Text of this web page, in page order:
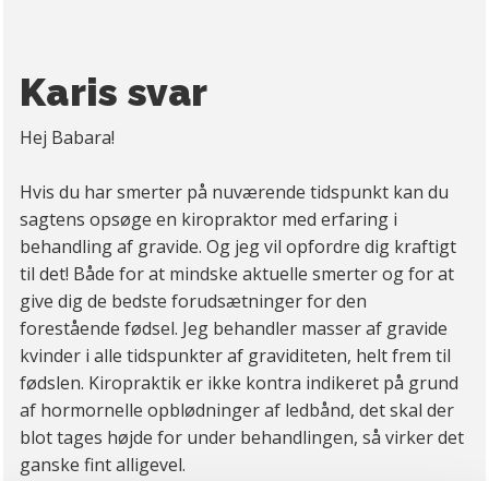
Karis svar
Hej Babara!
Hvis du har smerter på nuværende tidspunkt kan du
sagtens opsøge en kiropraktor med erfaring i
behandling af gravide. Og jeg vil opfordre dig kraftigt
til det! Både for at mindske aktuelle smerter og for at
give dig de bedste forudsætninger for den
forestående fødsel. Jeg behandler masser af gravide
kvinder i alle tidspunkter af graviditeten, helt frem til
fødslen. Kiropraktik er ikke kontra indikeret på grund
af hormornelle opblødninger af ledbånd, det skal der
blot tages højde for under behandlingen, så virker det
ganske fint alligevel.